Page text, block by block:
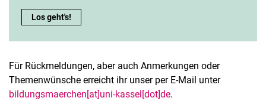
Mythos Lehrerpersönlichkeit | Mit der Lehrerpersönlichkeit
Los geht's!
Für Rückmeldungen, aber auch Anmerkungen oder
Themenwünsche erreicht ihr unser per E-Mail unter
bildungsmaerchen[at]uni-kassel[dot]de.